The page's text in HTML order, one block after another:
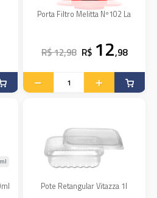
Porta Filtro Melitta Nº102 La
R$ 12,98 R$ 12,98
Pote Retangular Vitazza 1l